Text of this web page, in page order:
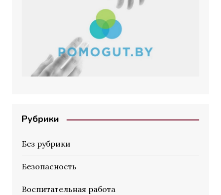
Рубрики
Без рубрики
Безопасность
Воспитательная работа